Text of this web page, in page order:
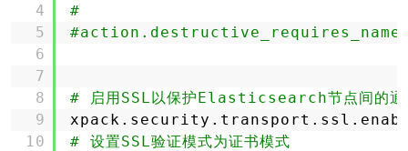
4
5
6
7
8
9
10
#
# 启用SSL以保护Elasticsearch节点间的通
# 设置SSL验证模式为证书模式